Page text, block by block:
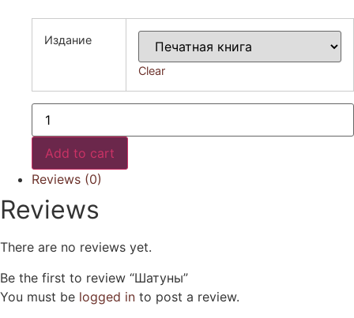
Издание
Clear
Шатуны
quantity
Add to cart
Reviews (0)
Reviews
There are no reviews yet.
Be the first to review “Шатуны”
You must be logged in to post a review.